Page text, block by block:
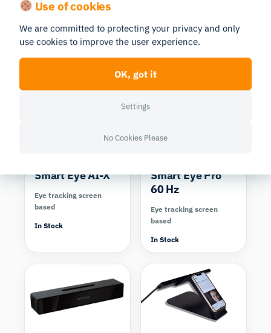
based
In Stock
Eye tracking screen
based
In Stock
Smart Eye AI-X
Eye tracking screen
based
In Stock
Smart Eye Pro
60 Hz
Eye tracking screen
based
In Stock
Use of cookies
We are committed to protecting your privacy and only
use cookies to improve the user experience.
OK, got it
Settings
No Cookies Please